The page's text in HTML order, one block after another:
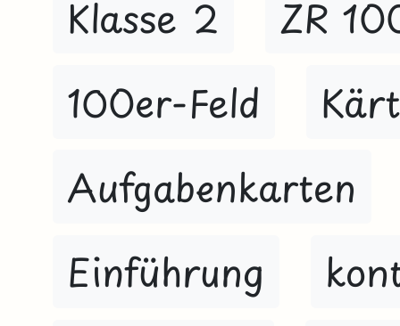
Klasse 2
ZR
100er-Feld
Aufgabenkarten
Einführung